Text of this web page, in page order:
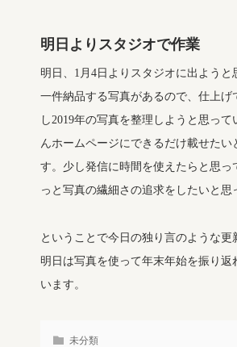
明日よりスタジオで作業
明日、1月4日よりスタジオに出ようと
一件納品する写真があるので、仕上げ
し2019年の写真を整理しようと思って
んホームページにできるだけ載せたい
す。少し発信に時間を使えたらと思っ
っと写真の繊細さの追求をしたいと思
ということで今日の独り言のような更
明日は写真を使って年末年始を振り返
います。
未分類